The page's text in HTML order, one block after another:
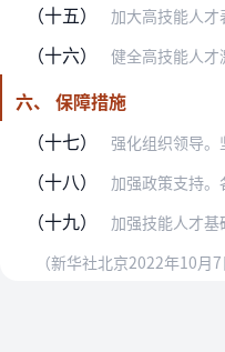
（十五）
加大高技能人才表彰奖励力度。建立以国家表彰为引领、
（十六） 健全高技能人才激励机制。加强对技能人才的政治引领和
六、 保障措施
（十七）
强化组织领导。坚持党对高技能人才队伍建设的全面领导
（十八） 加强政策支持。各级政府要统筹利用现有资金渠道，按规
（十九）
加强技能人才基础工作。充分利用大数据、云计算等新一
（新华社北京2022年10月7